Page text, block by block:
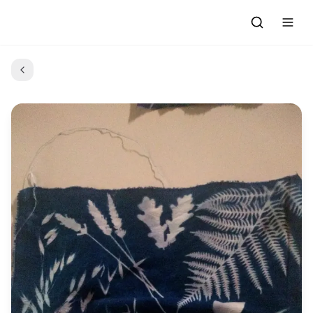
Actualités
Evénements à venir
Emissions
Grille des Programmes
C'était quoi ce morceau?
L'Association
L'équipe et les bénévoles
Nous rejoindre : Participer
Les Ateliers Radio
Les créations des Ateliers
Nos prestations